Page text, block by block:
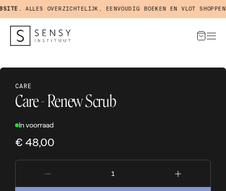
ALLES OVERZICHTELIJK, EENVOUDIG BOEKEN EN VLOT SHOPPEN
CARE
Care - Renew Scrub
In voorraad
€ 48,00